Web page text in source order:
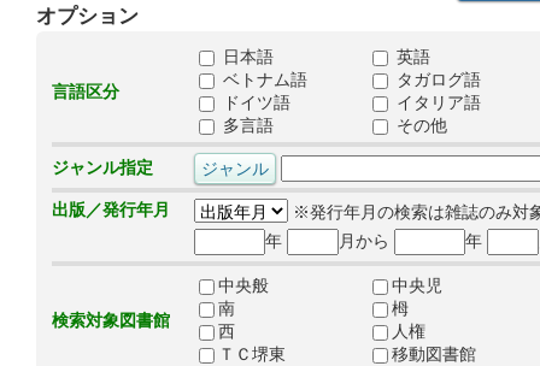
オプション
言語区分
日本語
英語
ベトナム語
タガログ語
ドイツ語
イタリア語
多言語
その他
ジャンル指定
出版／発行年月
※発行年月の検索は雑誌のみ対
年
月から 年
検索対象図書館
中央般
中央児
南
栂
西
人権
ＴＣ堺東
移動図書館